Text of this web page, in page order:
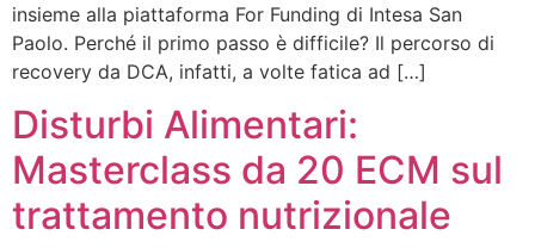
insieme alla piattaforma For Funding di Intesa San
Paolo. Perché il primo passo è difficile? Il percorso di
recovery da DCA, infatti, a volte fatica ad […]
Disturbi Alimentari:
Masterclass da 20 ECM sul
trattamento nutrizionale